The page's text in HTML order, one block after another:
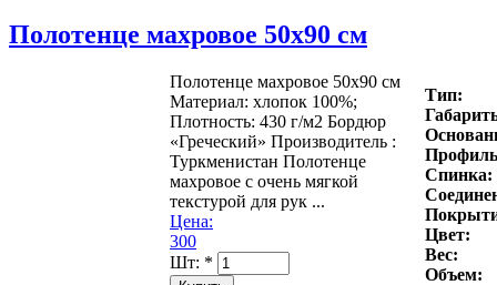
Полотенце махровое 50х90 см
Полотенце махровое 50х90 см
Материал: хлопок 100%;
Плотность: 430 г/м2 Бордюр
«Греческий» Производитель :
Туркменистан Полотенце
махровое с очень мягкой
текстурой для рук ...
Цена:
300
Шт: *
Тип:
Спинка:
Цвет:
Вес:
Объем: